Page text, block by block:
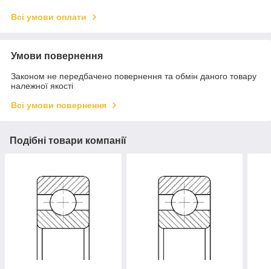
Всі умови оплати
Умови повернення
Законом не передбачено повернення та обмін даного товару
належної якості
Всі умови повернення
Подібні товари компанії